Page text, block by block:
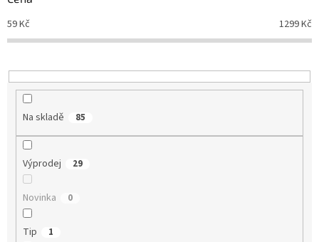
o
d
u
t
ů
59Kč 1299Kč
Na skladě 85
Výprodej 29
Novinka 0
Tip 1